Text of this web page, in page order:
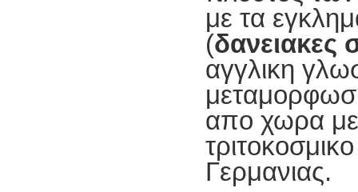
με τα
(δανειακες
αγγλικη
απο χωρα
Γερμανιας.